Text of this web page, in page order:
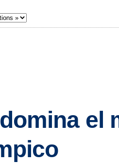
el